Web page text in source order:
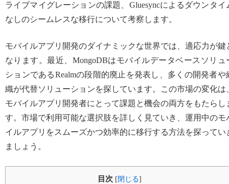
ライブマイグレーションの課題、Gluesyncによるダウンタイ
なしのシームレスな移行について考察します。
モバイルアプリ開発のダイナミックな世界では、適応力が鍵
なります。最近、MongoDBはモバイルデータベースソリュ
ションであるRealmの段階的廃止を発表し、多くの開発者や
織が代替ソリューションを探しています。この市場の変化は
モバイルアプリ開発者にとって課題と機会の両方をもたらし
す。市場で利用可能な選択肢を詳しく見ていき、運用中のモ
イルアプリをスムーズかつ効率的に移行する方法を探ってい
ましょう。
目次 [閉じる]